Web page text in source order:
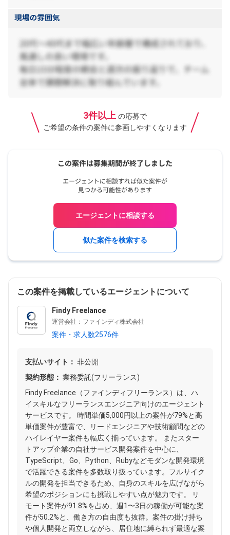
3件以上 の応募で
ご希望の条件の案件に参画しやすくなります
エージェントに相談する
似た案件を検索する
この案件を掲載しているエージェントについて
Findy Freelance
運営会社：ファインディ株式会社
案件・求人数2576件
支払いサイト： 非公開
契約形態： 業務委託(フリーランス)
Findy Freelance（ファインディフリーランス）は、ハ
イスキルなフリーランスエンジニア向けのエージェント
サービスです。 時間単価5,000円以上の案件が79%と高
単価案件が豊富で、リードエンジニアや技術顧問などの
ハイレイヤー案件も幅広く揃っています。 またスター
トアップ企業の自社サービス開発案件を中心に、
TypeScript、Go、Python、Rubyなどモダンな開発環境
で活躍できる案件を多数取り扱っています。フルサイク
ルの開発を担当できるため、自身のスキルを広げながら
希望のポジションにも挑戦しやすい点が魅力です。 リ
モート案件が91.8%を占め、週1〜3日の稼働が可能な案
件が50.2%と、働き方の自由度も抜群。案件の掛け持ち
や個人開発と両立しながら、居住地に縛られず最適な案